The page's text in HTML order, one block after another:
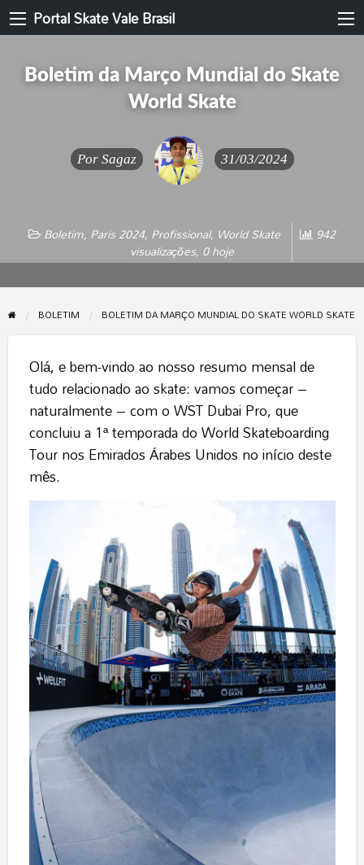
Portal Skate Vale Brasil
Boletim da Março Mundial do Skate
World Skate
Por Sagaz 31/03/2024
Boletim, Paris 2024, Profissional, World Skate 942
visualizações, 0 hoje
BOLETIM BOLETIM DA MARÇO MUNDIAL DO SKATE WORLD SKATE
Olá, e bem-vindo ao nosso resumo mensal de
tudo relacionado ao skate: vamos começar –
naturalmente – com o WST Dubai Pro, que
concluiu a 1ª temporada do World Skateboarding
Tour nos Emirados Árabes Unidos no início deste
mês.